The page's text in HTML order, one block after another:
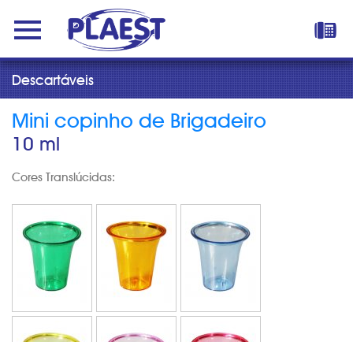
Descartáveis
Mini copinho de Brigadeiro
10 ml
Cores Translúcidas: